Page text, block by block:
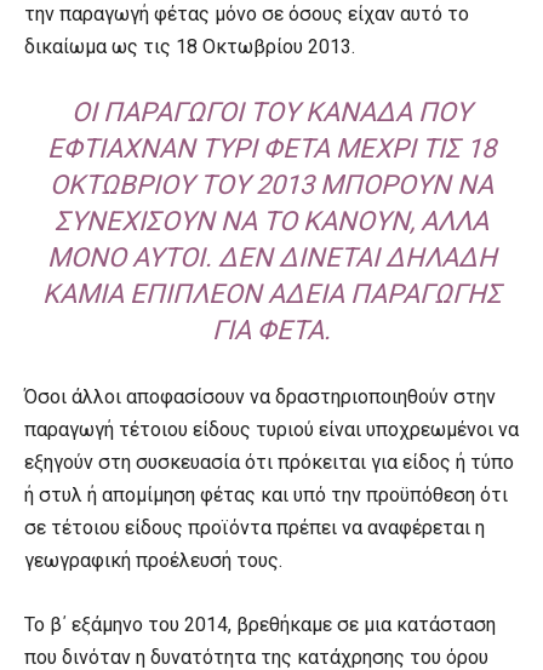
την παραγωγή φέτας μόνο σε όσους είχαν αυτό το
δικαίωμα ως τις 18 Οκτωβρίου 2013.
ΟΙ ΠΑΡΑΓΩΓΟΊ ΤΟΥ ΚΑΝΑΔΆ ΠΟΥ
ΈΦΤΙΑΧΝΑΝ ΤΥΡΊ ΦΈΤΑ ΜΈΧΡΙ ΤΙΣ 18
ΟΚΤΩΒΡΊΟΥ ΤΟΥ 2013 ΜΠΟΡΟΎΝ ΝΑ
ΣΥΝΕΧΊΣΟΥΝ ΝΑ ΤΟ ΚΆΝΟΥΝ, ΑΛΛΆ
ΜΌΝΟ ΑΥΤΟΊ. ΔΕΝ ΔΊΝΕΤΑΙ ΔΗΛΑΔΉ
ΚΑΜΊΑ ΕΠΙΠΛΈΟΝ ΆΔΕΙΑ ΠΑΡΑΓΩΓΉΣ
ΓΙΑ ΦΈΤΑ.
Όσοι άλλοι αποφασίσουν να δραστηριοποιηθούν στην
παραγωγή τέτοιου είδους τυριού είναι υποχρεωμένοι να
εξηγούν στη συσκευασία ότι πρόκειται για είδος ή τύπο
ή στυλ ή απομίμηση φέτας και υπό την προϋπόθεση ότι
σε τέτοιου είδους προϊόντα πρέπει να αναφέρεται η
γεωγραφική προέλευσή τους.
Το β΄ εξάμηνο του 2014, βρεθήκαμε σε μια κατάσταση
που δινόταν η δυνατότητα της κατάχρησης του όρου